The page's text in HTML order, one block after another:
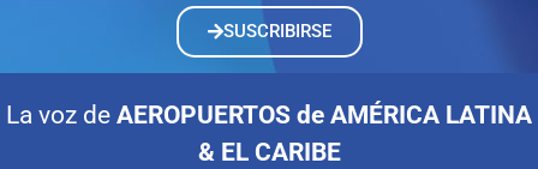
SUSCRIBIRSE
La voz de AEROPUERTOS de AMÉRICA LATINA
& EL CARIBE